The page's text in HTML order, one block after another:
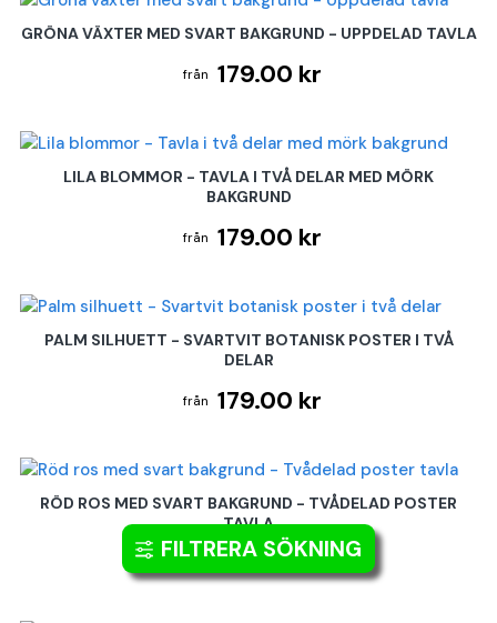
GRÖNA VÄXTER MED SVART BAKGRUND - UPPDELAD TAVLA
179.00 kr
LILA BLOMMOR - TAVLA I TVÅ DELAR MED MÖRK
BAKGRUND
179.00 kr
PALM SILHUETT - SVARTVIT BOTANISK POSTER I TVÅ
DELAR
179.00 kr
RÖD ROS MED SVART BAKGRUND - TVÅDELAD POSTER
TAVLA
179.00 kr
FILTRERA SÖKNING